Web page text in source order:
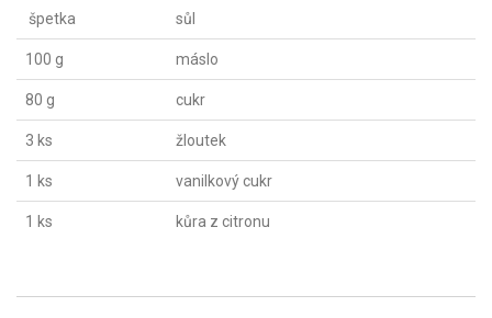
špetka sůl
100 g máslo
80 g cukr
3 ks žloutek
1 ks vanilkový cukr
1 ks kůra z citronu